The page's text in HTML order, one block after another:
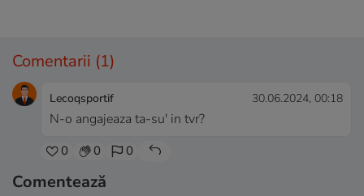
Comentarii (1)
Lecoqsportif 30.06.2024, 00:18
N-o angajeaza ta-su' in tvr?
0 0 0
Comentează